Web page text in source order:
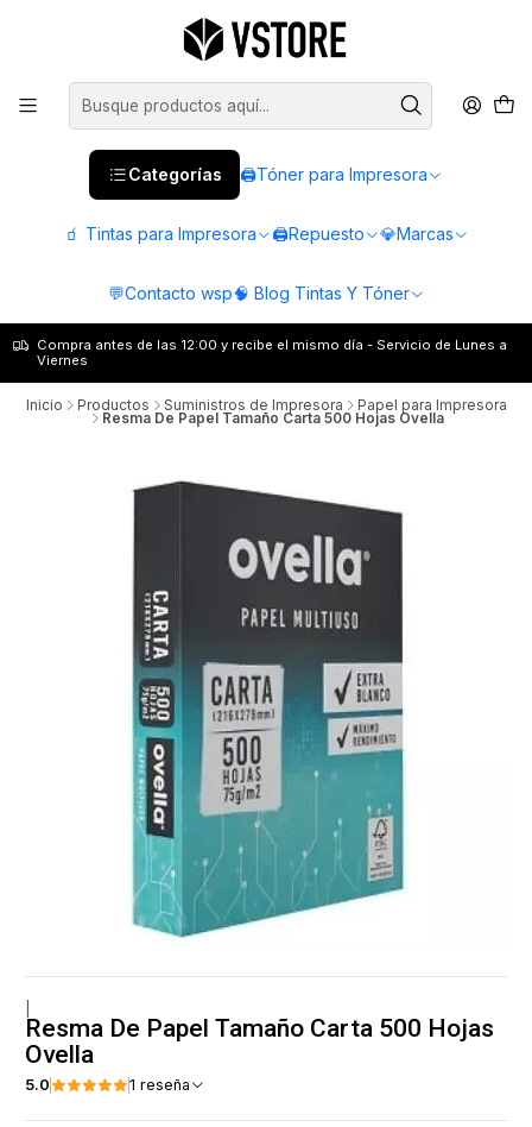
Categorías 🖨️Tóner para Impresora
🧃 Tintas para Impresora 🖨️Repuesto 💎Marcas
💬Contacto wsp🧠 Blog Tintas Y Tóner
Compra antes de las 12:00 y recibe el mismo día - Servicio de Lunes a
Viernes
Inicio Productos Suministros de Impresora Papel para Impresora
Resma De Papel Tamaño Carta 500 Hojas Ovella
Resma De Papel Tamaño Carta 500 Hojas
Ovella
5.0 1 reseña